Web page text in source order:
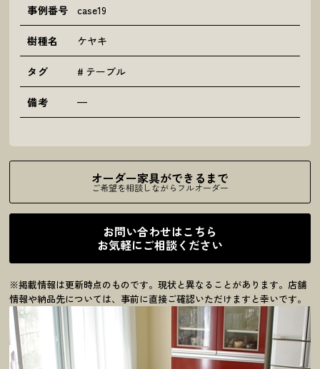
事例番号 case19
樹種名 ケヤキ
タグ テーブル
備考 —
オーダー家具ができるまで
ご希望を相談しながらフルオーダー
お問い合わせはこちら
お気軽にご相談ください
※掲載情報は更新時点のものです。現状と異なることがあります。店舗
情報や納品先については、事前に直接ご確認いただけますと幸いです。